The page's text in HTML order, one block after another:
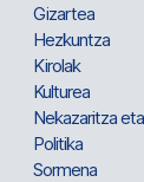
Gizartea
Hezkuntza
Kirolak
Kulturea
Nekazaritza
Politika
Sormena